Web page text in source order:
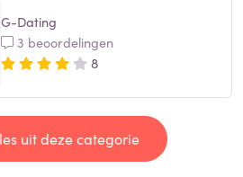
G-Dating
3 beoordelingen
8
uit deze categorie